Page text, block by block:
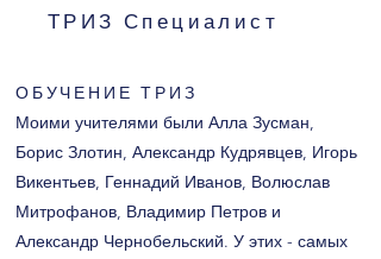
ОБУЧЕНИЕ ТРИЗ
Моими учителями были Алла Зусман,
Борис Злотин, Александр Кудрявцев, Игорь
Викентьев, Геннадий Иванов, Волюслав
Митрофанов, Владимир Петров и
Александр Чернобельский. У этих - самых
ТРИЗ Специалист